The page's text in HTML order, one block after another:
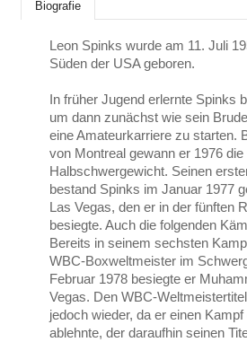
Biografie
Leon Spinks wurde am 11. Juli
Süden der USA geboren.
In früher Jugend erlernte Spinks
um dann zunächst wie sein
eine Amateurkarriere zu starten.
von Montreal gewann er 1976
Halbschwergewicht. Seinen
bestand Spinks im Januar 1977
Las Vegas, den er in der fünften
besiegte. Auch die folgenden
Bereits in seinem sechsten
WBC-Boxweltmeister im
Februar 1978 besiegte er
Vegas. Den WBC-
jedoch wieder, da er einen
ablehnte, der daraufhin seinen